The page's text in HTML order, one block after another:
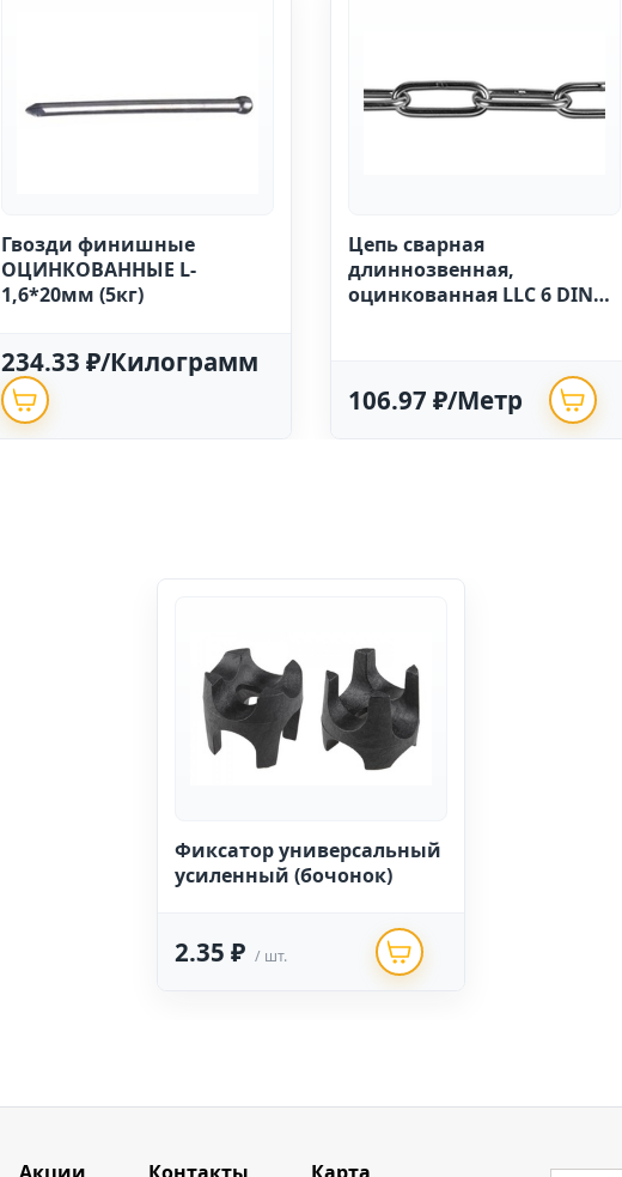
Гвозди финишные
ОЦИНКОВАННЫЕ L-
1,6*20мм (5кг)
234.33 ₽/Килограмм
Цепь сварная
длиннозвенная,
оцинкованная LLC 6 DIN
106.97 ₽/Метр
Фиксатор универсальный
усиленный (бочонок)
2.35 ₽ / шт.